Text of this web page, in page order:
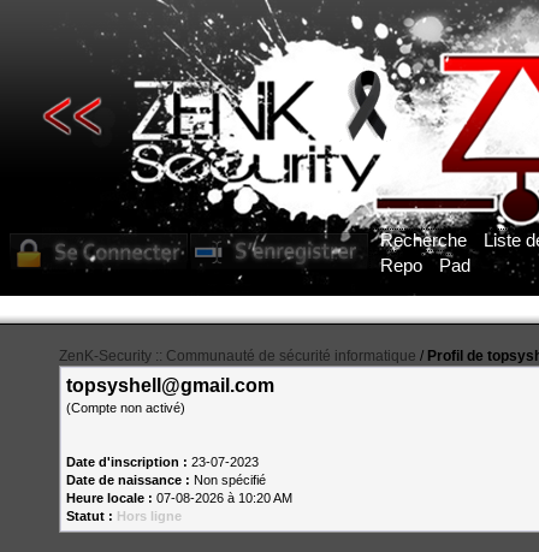
Recherche
Liste
Repo
Pad
ZenK-Security :: Communauté de sécurité informatique / Profil de
topsyshell@gmail.com
(Compte non activé)
Date d'inscription : 23-07-2023
Date de naissance : Non spécifié
Heure locale : 07-08-2026 à 10:20 AM
Statut : Hors ligne